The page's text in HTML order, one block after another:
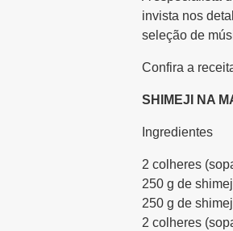
invista nos
seleção de
Confira a
SHIMEJI NA
Ingredientes
2 colheres
250 g de
250 g de
2 colheres